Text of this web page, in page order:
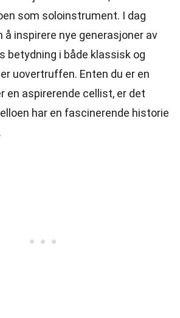
som soloinstrument. I dag
inspirere nye generasjoner av
betydning i både klassisk og
uovertruffen. Enten du er en
en aspirerende cellist, er det
har en fascinerende historie